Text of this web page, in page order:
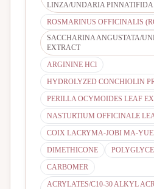
LINZA/UNDARIA PINNATIFIDA
ROSMARINUS OFFICINALIS
SACCHARINA ANGUSTATA/
EXTRACT
ARGININE HCl
HYDROLYZED CONCHIOLIN
PERILLA OCYMOIDES LEAF
NASTURTIUM OFFICINALE
COIX LACRYMA-JOBI MA-
DIMETHICONE
CARBOMER
ACRYLATES/C10-30 ALKYL